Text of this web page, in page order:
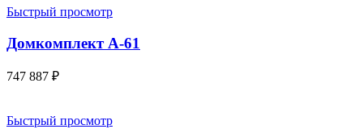
Быстрый просмотр
Домкомплект А-61
747 887 ₽
Быстрый просмотр